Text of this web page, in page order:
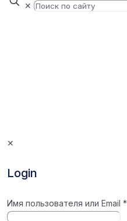
✕
✕
Login
Имя пользователя или Email*